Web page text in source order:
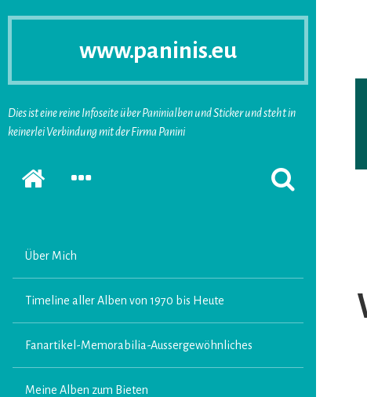
www.paninis.eu
Dies ist eine reine Infoseite über Paninialben und Sticker und steht in
keinerlei Verbindung mit der Firma Panini
Startseite
SEKUNDÄRE
SUCHFORMULAR
ERSCHEINEN
Über Mich
Timeline aller Alben von 1970 bis Heute
Fanartikel-Memorabilia-Aussergewöhnliches
Meine Alben zum Bieten